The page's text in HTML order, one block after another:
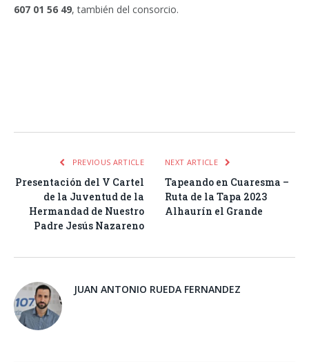
607 01 56 49, también del consorcio.
PREVIOUS ARTICLE
Presentación del V Cartel
de la Juventud de la
Hermandad de Nuestro
Padre Jesús Nazareno
NEXT ARTICLE
Tapeando en Cuaresma –
Ruta de la Tapa 2023
Alhaurín el Grande
JUAN ANTONIO RUEDA FERNANDEZ